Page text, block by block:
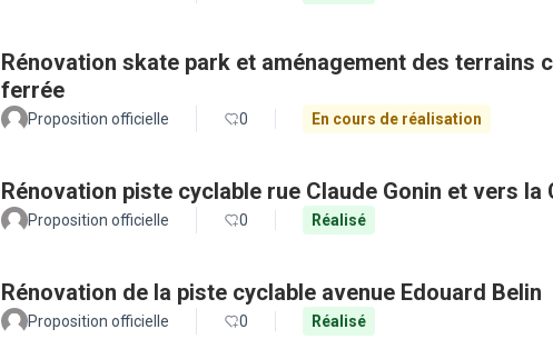
Rénovation skate park et aménagement des terrains
ferrée
Proposition officielle 0 En cours de réalisation
Rénovation piste cyclable rue Claude Gonin et vers la
Proposition officielle 0 Réalisé
Rénovation de la piste cyclable avenue Edouard Belin
Proposition officielle 0 Réalisé